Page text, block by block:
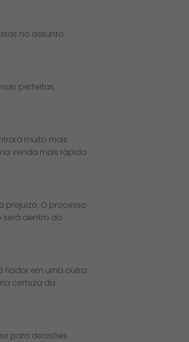
no assunto
perfeitas,
muito mais
venda mais rápida
prejuízo. O processo
será dentro do
fiador em uma outra
certeza da
para decisões